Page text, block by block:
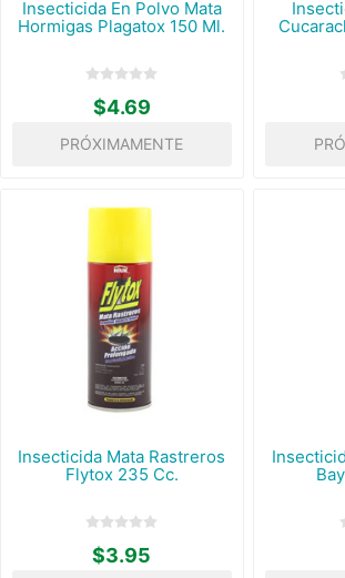
Insecticida En Polvo Mata
Hormigas Plagatox 150 Ml.
$4.69
PRÓXIMAMENTE
Insecticida Mata Rastreros
Flytox 235 Cc.
$3.95